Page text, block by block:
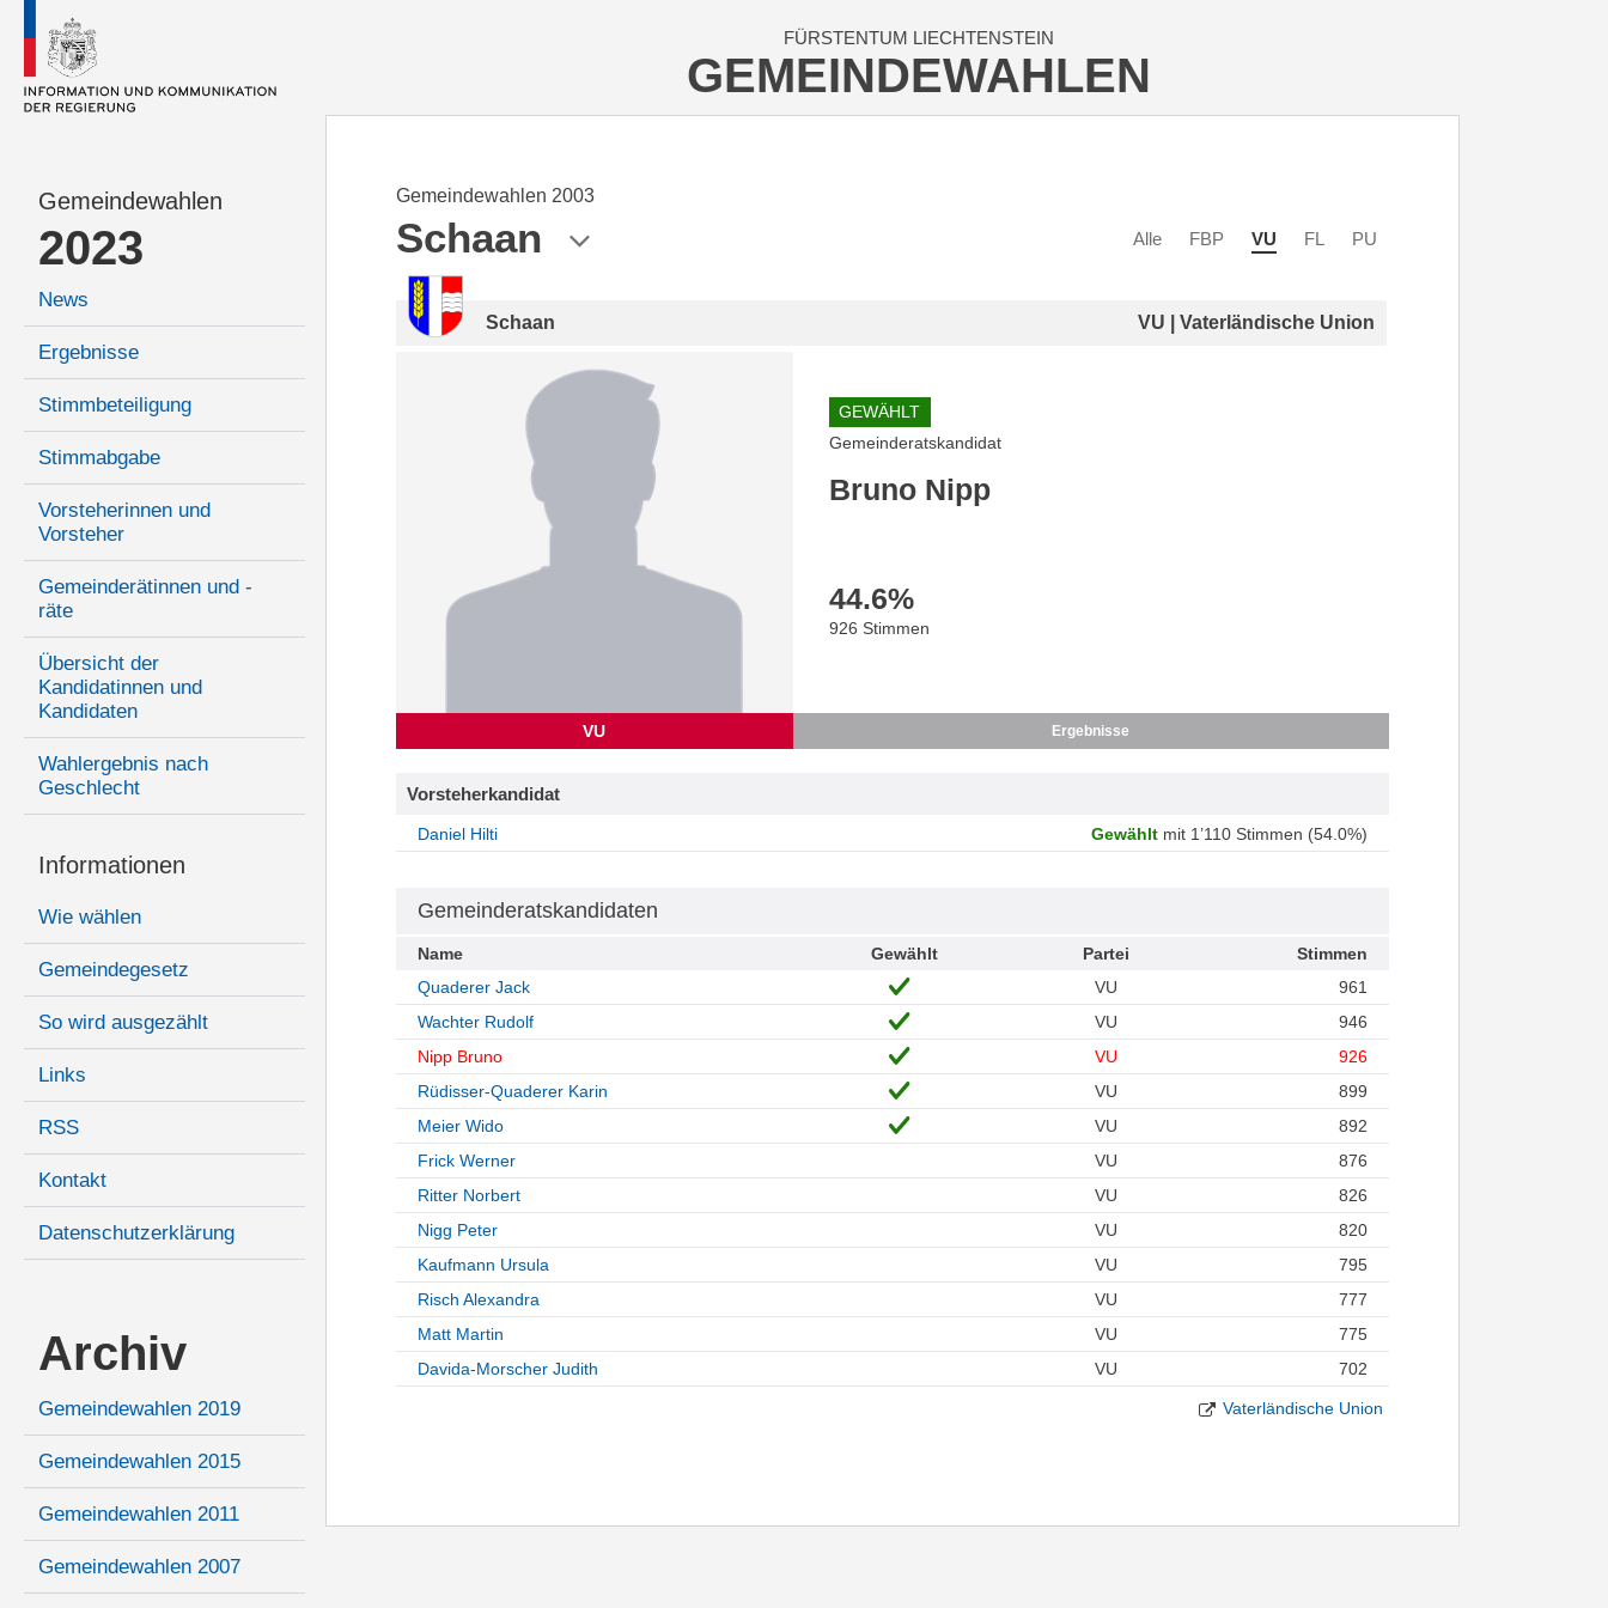
FÜRSTENTUM LIECHTENSTEIN
GEMEINDEWAHLEN
Gemeindewahlen
2023
News
Ergebnisse
Stimmbeteiligung
Stimmabgabe
Vorsteherinnen und
Vorsteher
Gemeinderätinnen und -
räte
Übersicht der
Kandidatinnen und
Kandidaten
Wahlergebnis nach
Geschlecht
Informationen
Wie wählen
Gemeindegesetz
So wird ausgezählt
Links
RSS
Kontakt
Datenschutzerklärung
Archiv
Gemeindewahlen 2019
Gemeindewahlen 2015
Gemeindewahlen 2011
Gemeindewahlen 2007
Gemeindewahlen 2003
Schaan Alle FBP VU FL PU
Schaan VU | Vaterländische Union
VU
GEWÄHLT
Gemeinderatskandidat
Bruno Nipp
44.6%
926 Stimmen
Ergebnisse
Vorsteherkandidat
Daniel Hilti Gewähltmit 1’110 Stimmen (54.0%)
Gemeinderatskandidaten
Name Gewählt Partei
Stimmen
Quaderer Jack
VU
961
Wachter Rudolf
VU
946
Nipp Bruno
VU
926
Rüdisser-Quaderer Karin
VU
899
Meier Wido
VU
892
Frick Werner
VU
876
Ritter Norbert
VU
826
Nigg Peter
VU
820
Kaufmann Ursula
VU
795
Risch Alexandra
VU
777
Matt Martin
VU
775
Davida-Morscher Judith
VU 702
Vaterländische Union